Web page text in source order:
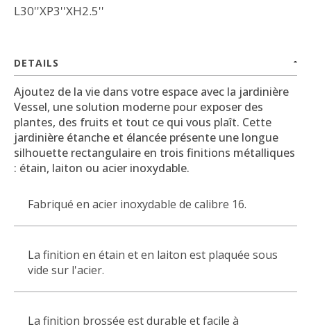
L30''XP3''XH2.5''
DETAILS
Ajoutez de la vie dans votre espace avec la jardinière
Vessel, une solution moderne pour exposer des
plantes, des fruits et tout ce qui vous plaît. Cette
jardinière étanche et élancée présente une longue
silhouette rectangulaire en trois finitions métalliques
: étain, laiton ou acier inoxydable.
Fabriqué en acier inoxydable de calibre 16.
La finition en étain et en laiton est plaquée sous
vide sur l'acier.
La finition brossée est durable et facile à